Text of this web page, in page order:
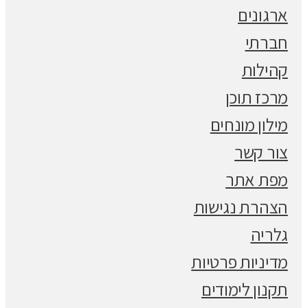
ארגונים
חברתי
קהילות
מרכז תוכן
מילון מונחים
צור קשר
מפת אתר
הצהרת נגישות
גלריה
מדיניות פרטיות
תקנון לימודים